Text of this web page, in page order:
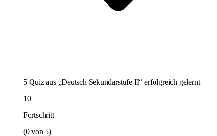
5 Quiz aus „Deutsch Sekundarstufe II“ erfolgreich gelernt
10
Fortschritt
(0 von 5)